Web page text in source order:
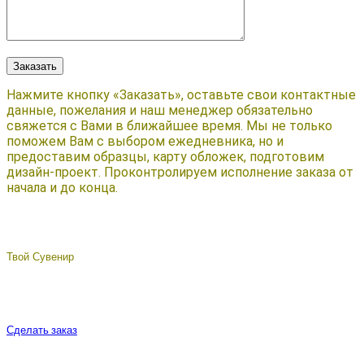
Нажмите кнопку «Заказать», оставьте свои контактные
данные, пожелания и наш менеджер обязательно
свяжется с Вами в ближайшее время. Мы не только
поможем Вам с выбором ежедневника, но и
предоставим образцы, карту обложек, подготовим
дизайн-проект. Проконтролируем исполнение заказа от
начала и до конца.
Твой Сувенир
Сделать заказ